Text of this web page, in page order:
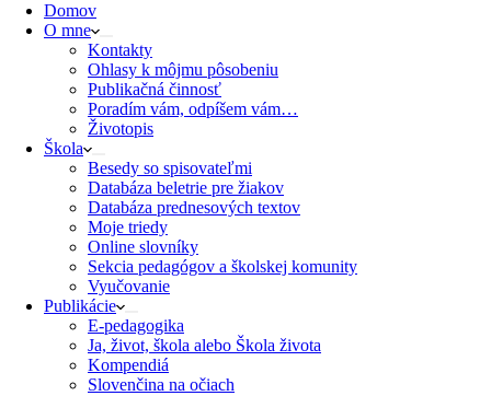
Domov
O mne
Kontakty
Ohlasy k môjmu pôsobeniu
Publikačná činnosť
Poradím vám, odpíšem vám…
Životopis
Škola
Besedy so spisovateľmi
Databáza beletrie pre žiakov
Databáza prednesových textov
Moje triedy
Online slovníky
Sekcia pedagógov a školskej komunity
Vyučovanie
Publikácie
E-pedagogika
Ja, život, škola alebo Škola života
Kompendiá
Slovenčina na očiach